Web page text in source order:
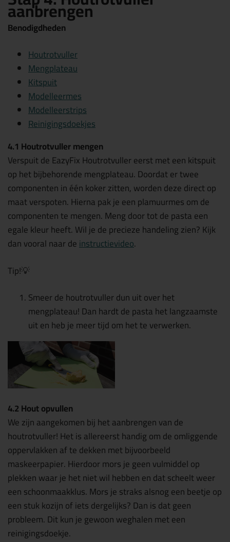
aanbrengen
Benodigdheden
Houtrotvuller
Mengplateau
Kitspuit
Modelleermes
Modelleerstrips
Reinigingsdoekjes
4.1 Houtrotvuller mengen
Verspuit de EazyFix Houtrotvuller eerst met een kitspuit
op het bijbehorende mengplateau. Doordat er twee
componenten in één koker zitten, worden deze direct op
maat verspoten. Hierna pak je een plamuurmes om de
componenten te mengen. Meng door tot de pasta een
egale kleur heeft. Wil je de precieze handeling zien? Kijk
dan vooral naar deinstructievideo.
Tip!💡
Smeer de houtrotvuller dun uit over het
mengplateau! Dan hardt de pasta het langzaamste
uit en heb je meer tijd om het te verwerken.
4.2 Hout opvullen
We zijn aangekomen bij het aanbrengen van de
houtrotvuller! Het is allereerst handig om de omliggende
oppervlakken af te dekken met bijvoorbeeld
maskeerpapier. Hierdoor mors je geen vulmiddel op
plekken waar je het niet wil hebben en dat scheelt weer
een schoonmaakklus. Mors je straks alsnog een beetje op
een stuk kozijn of iets dergelijks? Dan is dat geen
probleem. Dit kun je gewoon weghalen met een
reinigingsdoekje.